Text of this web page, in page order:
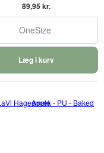
89,95 kr.
OneSize
Læg i kurv